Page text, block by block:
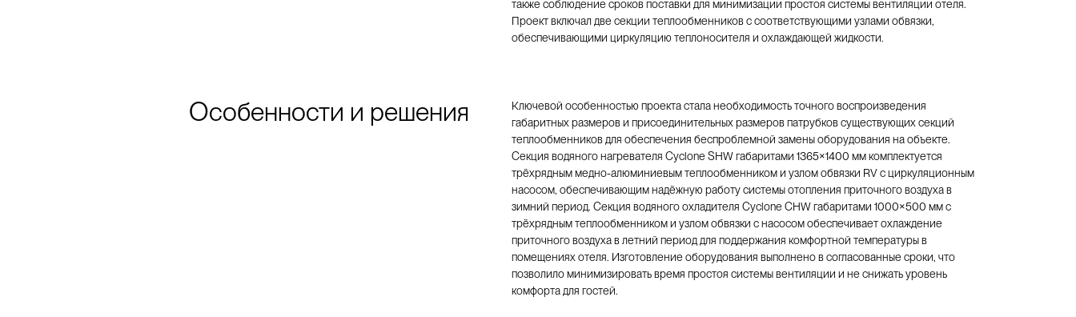
также соблюдение сроков поставки для минимизации простоя системы вентиляции отеля.
Проект включал две секции теплообменников с соответствующими узлами обвязки,
обеспечивающими циркуляцию теплоносителя и охлаждающей жидкости.
Особенности и решения
Ключевой особенностью проекта стала необходимость точного воспроизведения
габаритных размеров и присоединительных размеров патрубков существующих секций
теплообменников для обеспечения беспроблемной замены оборудования на объекте.
Секция водяного нагревателя Cyclone SHW габаритами 1365×1400 мм комплектуется
трёхрядным медно-алюминиевым теплообменником и узлом обвязки RV с циркуляционным
насосом, обеспечивающим надёжную работу системы отопления приточного воздуха в
зимний период. Секция водяного охладителя Cyclone CHW габаритами 1000×500 мм с
трёхрядным теплообменником и узлом обвязки с насосом обеспечивает охлаждение
приточного воздуха в летний период для поддержания комфортной температуры в
помещениях отеля. Изготовление оборудования выполнено в согласованные сроки, что
позволило минимизировать время простоя системы вентиляции и не снижать уровень
комфорта для гостей.